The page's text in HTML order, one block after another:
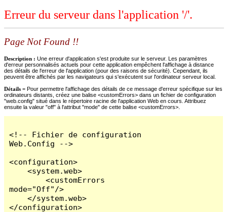
Erreur du serveur dans l'application '/'.
Page Not Found !!
Description : Une erreur d'application s'est produite sur le serveur. Les paramètres
d'erreur personnalisés actuels pour cette application empêchent l'affichage à distance
des détails de l'erreur de l'application (pour des raisons de sécurité). Cependant, ils
peuvent être affichés par les navigateurs qui s'exécutent sur l'ordinateur serveur local.
Détails = Pour permettre l'affichage des détails de ce message d'erreur spécifique sur les
ordinateurs distants, créez une balise <customErrors> dans un fichier de configuration
"web.config" situé dans le répertoire racine de l'application Web en cours. Attribuez
ensuite la valeur "off" à l'attribut "mode" de cette balise <customErrors>.
<!-- Fichier de configuration
Web.Config -->
<configuration>
    <system.web>
        <customErrors
mode="Off"/>
    </system.web>
</configuration>